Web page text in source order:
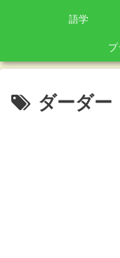
語学
ダーダー